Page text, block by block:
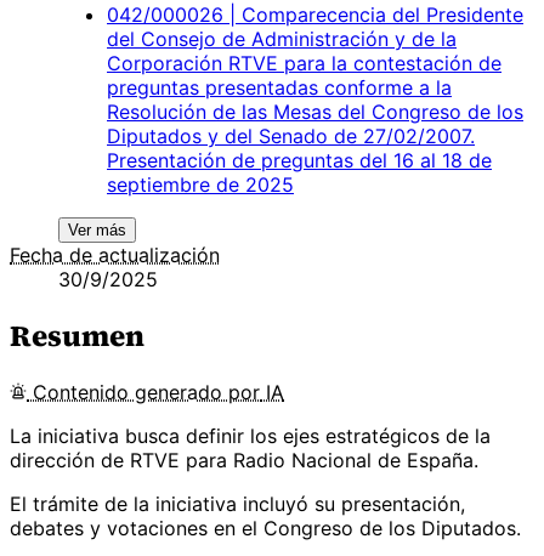
042/000026 | Comparecencia del Presidente
del Consejo de Administración y de la
Corporación RTVE para la contestación de
preguntas presentadas conforme a la
Resolución de las Mesas del Congreso de los
Diputados y del Senado de 27/02/2007.
Presentación de preguntas del 16 al 18 de
septiembre de 2025
Ver más
Fecha de actualización
30/9/2025
Resumen
Contenido generado por IA
La iniciativa busca definir los ejes estratégicos de la
dirección de RTVE para Radio Nacional de España.
El trámite de la iniciativa incluyó su presentación,
debates y votaciones en el Congreso de los Diputados.